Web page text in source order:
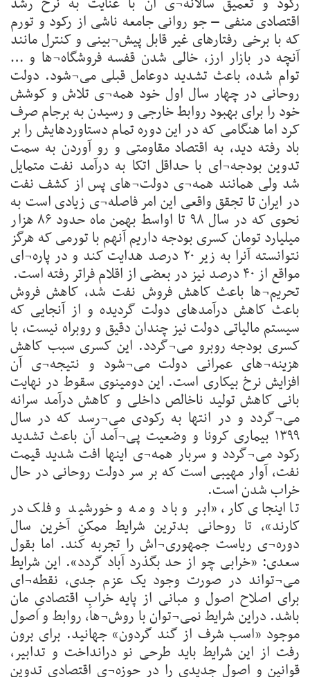
اقتصادی منفی – جو روانی جامعه ناشی از رکود و تورم
که با برخی رفتارهای غیر قابل پیش¬بینی و کنترل مانند
آنچه در بازار ارز، خالی شدن قفسه فروشگاه¬ها و …
توام شده، باعث تشدید دوعامل قبلی می¬شود. دولت
روحانی در چهار سال اول خود همه¬ی تلاش و کوشش
خود را برای بهبود روابط خارجی و رسیدن به برجام صرف
کرد اما هنگامی که در این دوره تمام دستاوردهایش را بر
باد رفته دید، به اقتصاد مقاومتی و رو آوردن به سمت
تدوین بودجه¬ای با حداقل اتکا به درآمد نفت متمایل
شد ولی همانند همه¬ی دولت¬های پس از کشف نفت
در ایران تا تجقق واقعی این امر فاصله¬ی زیادی است به
نحوی که در سال ۹۸ تا اواسط بهمن ماه حدود ۸۶ هزار
میلیارد تومان کسری بودجه داریم آنهم با تورمی که هرگز
نتوانسته آنرا به زیر ۲۰ درصد هدایت کند و در پاره¬ای
مواقع از ۴۰ درصد نیز در بعضی از اقلام فراتر رفته است.
تحریم¬ها باعث کاهش فروش نفت شد، کاهش فروش
باعث کاهش درآمدهای دولت گردیده و از آنجایی که
سیستم مالیاتی دولت نیز چندان دقیق و روبراه نیست، با
کسری بودجه روبرو می¬گردد. این کسری سبب کاهش
هزینه¬های عمرانی دولت می¬شود و نتیجه¬ی آن
افزایش نرخ بیکاری است. این دومینوی سقوط در نهایت
بانی کاهش تولید ناخالص داخلی و کاهش درآمد سرانه
می¬گردد و در انتها به رکودی می¬رسد که در سال
۱۳۹۹ بیماری کرونا و وضعیت پی¬آمد آن باعث تشدید
رکود می¬گردد و سربار همه¬ی اینها افت شدید قیمت
نفت، آوار مهیبی است که بر سر دولت روحانی در حال
خراب شدن است.
تا اینجای کار، «ابر و باد و مه و خورشید و فلک در
کارند»، تا روحانی بدترین شرایط ممکنِ آخرین سال
دوره¬ی ریاست جمهوری¬اش را تجربه کند. اما بقول
سعدی: «خرابی چو از حد بگذرد آباد گردد». این شرایط
می¬تواند در صورت وجود یک عزم جدی، نقطه¬ای
برای اصلاح اصول و مبانی از پایه خرابِ اقتصادیِ مان
باشد. دراین شرایط نمی¬توان با روش¬ها، روابط و اصول
موجود «اسب شرف از گند گردون» جهانید. برای برون
رفت از این شرایط باید طرحی نو درانداخت و تدابیر،
قوانین و اصول جدیدی را در حوزه¬ی اقتصادی تدوین